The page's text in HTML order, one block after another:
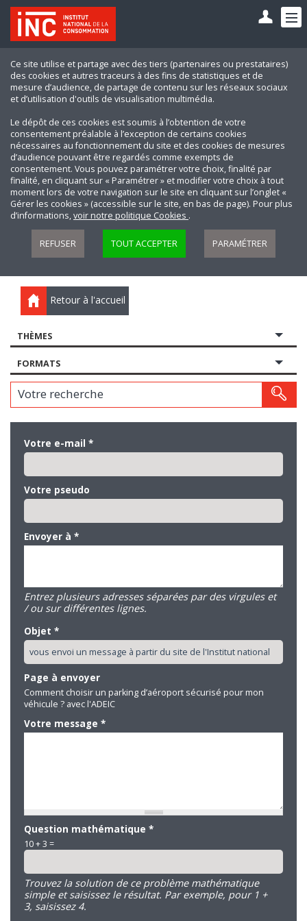
Ce site utilise et partage avec des tiers (partenaires ou prestataires)
des cookies et autres traceurs à des fins de statistiques et de
mesure d’audience, de partage de contenu sur les réseaux sociaux
et d’utilisation d'outils de visualisation multimédia.
Le dépôt de ces cookies est soumis à l’obtention de votre
consentement préalable à l’exception de certains cookies
nécessaires au fonctionnement du site et des cookies de mesures
d’audience pouvant être regardés comme exempts de
consentement. Vous pouvez paramétrer votre choix, finalité par
finalité, en cliquant sur « Paramétrer » et modifier votre choix à tout
moment lors de votre navigation sur le site en cliquant sur l’onglet «
Gérer les cookies » (accessible sur le site, en bas de page). Pour plus
d’informations,voir notre politique Cookies .
REFUSER TOUT ACCEPTER PARAMÉTRER
Retour à l'accueil
THÈMES
FORMATS
Votre recherche
Votre e-mail *
Votre pseudo
Envoyer à *
Entrez plusieurs adresses séparées par des virgules et
/ ou sur différentes lignes.
Objet *
Page à envoyer
Comment choisir un parking d’aéroport sécurisé pour mon
véhicule ? avec l'ADEIC
Votre message *
Question mathématique *
10 + 3 =
Trouvez la solution de ce problème mathématique
simple et saisissez le résultat. Par exemple, pour 1 +
3, saisissez 4.